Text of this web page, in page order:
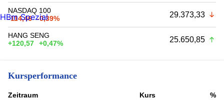
NASDAQ 100
-114,46
-0,39% 29.373,33
HANG SENG
+120,57
+0,47% 25.650,85
Kursperformance
Zeitraum Kurs
%
HBm Spezial